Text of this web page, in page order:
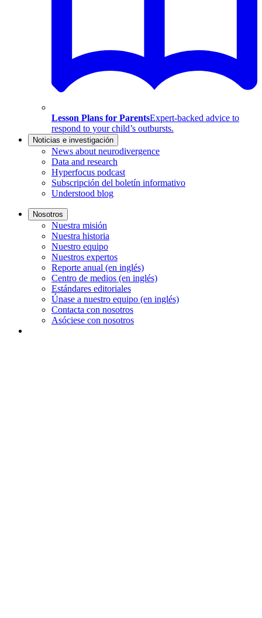
Lesson Plans for ParentsExpert-backed advice to
respond to your child’s outbursts.
Noticias e investigación
News about neurodivergence
Data and research
Hyperfocus podcast
Subscripción del boletín informativo
Understood blog
Nosotros
Nuestra misión
Nuestra historia
Nuestro equipo
Nuestros expertos
Reporte anual (en inglés)
Centro de medios (en inglés)
Estándares editoriales
Únase a nuestro equipo (en inglés)
Contacta con nosotros
Asóciese con nosotros